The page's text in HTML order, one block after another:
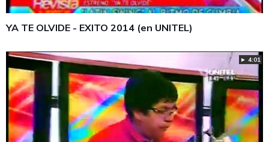
YA TE OLVIDE - EXITO 2014 (en UNITEL)
► 4:01